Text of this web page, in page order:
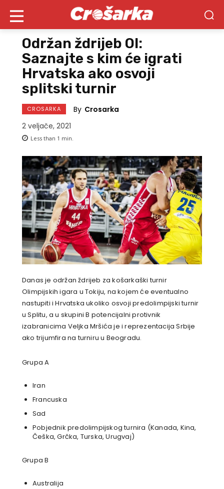
Održan ždrijeb OI:
Saznajte s kim će igrati
Hrvatska ako osvoji
splitski turnir
CROSARKA By Crosarka
2 veljače, 2021
Less than 1 min.
Danas je održan ždrijeb za košarkaški turnir
Olimpijskih igara u Tokiju, na kojem će eventualno
nastupiti i Hrvatska ukoliko osvoji predolimpijski turnir
u Splitu, a u skupini B potencijalni protivnik
izabranicima Veljka Mršića je i reprezentacija Srbije
ako trijumfira na turniru u Beogradu.
Grupa A
Iran
Francuska
Sad
Pobjednik predolimpijskog turnira (Kanada, Kina,
Češka, Grčka, Turska, Urugvaj)
Grupa B
Australija